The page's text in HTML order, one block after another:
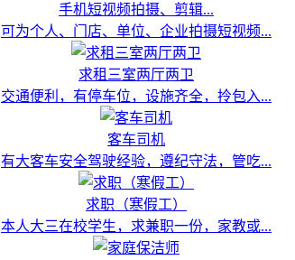
手机短视频拍摄、剪辑...
可为个人、门店、单位、企业拍摄短视频...
求租三室两厅两卫
交通便利，有停车位，设施齐全，拎包入...
客车司机
有大客车安全驾驶经验，遵纪守法，管吃...
求职（寒假工）
本人大三在校学生，求兼职一份，家教或...